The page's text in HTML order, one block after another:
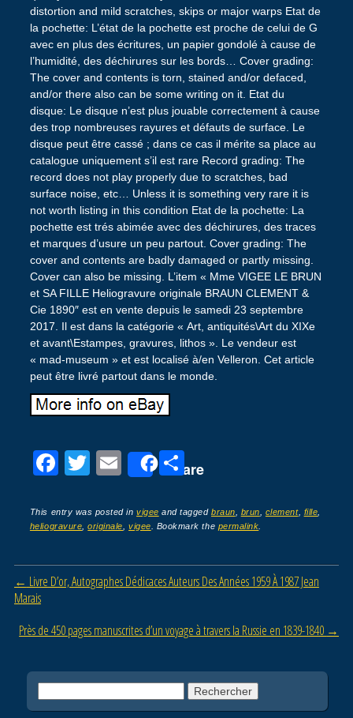
distortion and mild scratches, skips or major warps Etat de
la pochette: L’état de la pochette est proche de celui de G
avec en plus des écritures, un papier gondolé à cause de
l’humidité, des déchirures sur les bords… Cover grading:
The cover and contents is torn, stained and/or defaced,
and/or there also can be some writing on it. Etat du
disque: Le disque n’est plus jouable correctement à cause
des trop nombreuses rayures et défauts de surface. Le
disque peut être cassé ; dans ce cas il mérite sa place au
catalogue uniquement s’il est rare Record grading: The
record does not play properly due to scratches, bad
surface noise, etc… Unless it is something very rare it is
not worth listing in this condition Etat de la pochette: La
pochette est trés abimée avec des déchirures, des traces
et marques d’usure un peu partout. Cover grading: The
cover and contents are badly damaged or partly missing.
Cover can also be missing. L’item « Mme VIGEE LE BRUN
et SA FILLE Heliogravure originale BRAUN CLEMENT &
Cie 1890″ est en vente depuis le samedi 23 septembre
2017. Il est dans la catégorie « Art, antiquités\Art du XIXe
et avant\Estampes, gravures, lithos ». Le vendeur est
« mad-museum » et est localisé à/en Velleron. Cet article
peut être livré partout dans le monde.
F
c
e
b
o
k
T
tt
er
E
ail
Share
P
ta
g
er
This entry was posted invigee and tagged braun brun clement, fille
heliogravure ,originale ,vigee . Bookmark the permalink
Post navigation
← Livre D’or, Autographes Dédicaces Auteurs Des Années 1959 À 1987 Jean
Marais
Près de 450 pages manuscrites d’un voyage à travers la Russie en 1839-1840 →